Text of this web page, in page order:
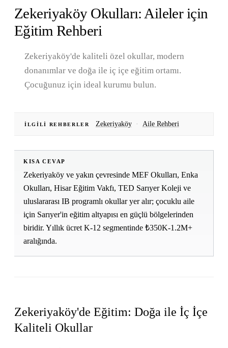
Zekeriyaköy Okulları: Aileler için
Eğitim Rehberi
Zekeriyaköy'de kaliteli özel okullar, modern
donanımlar ve doğa ile iç içe eğitim ortamı.
Çocuğunuz için ideal kurumu bulun.
İLGILI REHBERLER Zekeriyaköy · Aile Rehberi
KISA CEVAP
Zekeriyaköy ve yakın çevresinde MEF Okulları, Enka
Okulları, Hisar Eğitim Vakfı, TED Sarıyer Koleji ve
uluslararası IB programlı okullar yer alır; çocuklu aile
için Sarıyer'in eğitim altyapısı en güçlü bölgelerinden
biridir. Yıllık ücret K-12 segmentinde ₺350K-1.2M+
aralığında.
Zekeriyaköy'de Eğitim: Doğa ile İç İçe
Kaliteli Okullar